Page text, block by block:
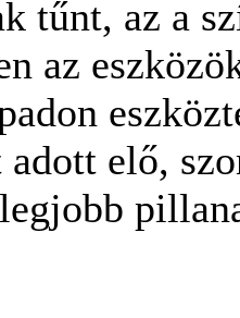
tűnt, az a
az
elő,